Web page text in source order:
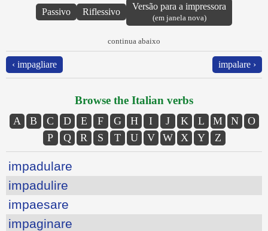
Passivo Riflessivo
Versão para a impressora
(em janela nova)
continua abaixo
‹ impagliare impalare ›
Browse the Italian verbs
A B C D E F G H I J K L M N
O
P
Q R S T U V W X Y Z
impadulare
impadulire
impaesare
impaginare